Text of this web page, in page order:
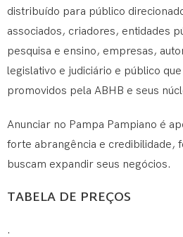
distribuído para público
associados, criadores, entidades
pesquisa e ensino, empresas,
legislativo e judiciário e público
promovidos pela ABHB e seus
Anunciar no Pampa Pampiano é
forte abrangência e credibilidade,
buscam expandir seus negócios.
TABELA DE PREÇOS
.